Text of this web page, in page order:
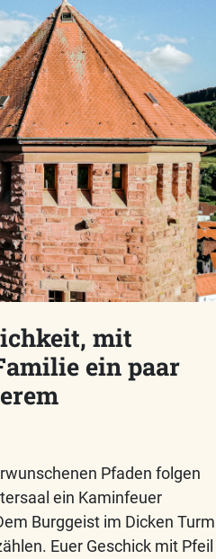
mit
ein paar
Pfaden folgen
ein Kaminfeuer
Burggeist im Dicken Turm
Euer Geschick mit Pfeil